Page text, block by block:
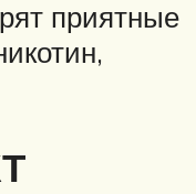
приятные